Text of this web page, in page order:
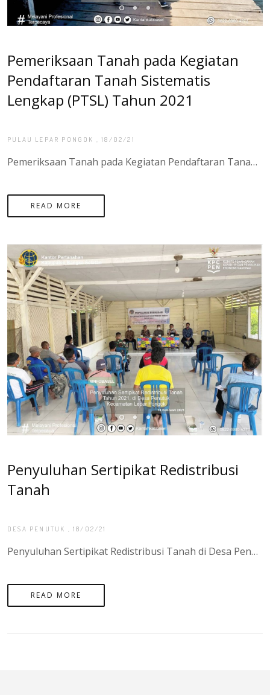
Pemeriksaan Tanah pada Kegiatan
Pendaftaran Tanah Sistematis
Lengkap (PTSL) Tahun 2021
PULAU LEPAR PONGOK , 18/02/21
Pemeriksaan Tanah pada Kegiatan Pendaftaran Tanah Sistematis Lengkap (PTSL) Tahun 2021 yang di laksankan di desa Penutuk dan Desa Tanjung Labu di pulau Lepar yang di hadiri oleh bapak Agung Basuki, S.ST.,M.H Selaku Kepala Kantor Pertanahan Kepulauan Bangka Belitung dan di Dampingi oleh Para RT dan Kepala dusun setempat.
READ MORE
Penyuluhan Sertipikat Redistribusi
Tanah
DESA PENUTUK , 18/02/21
Penyuluhan Sertipikat Redistribusi Tanah di Desa Penutuk Pulau Lepar Pongok yang di hadiri oleh Bapak Agung Basuki, S.ST.,M.H Selaku Kepala Kantor Pertanahan Kepulauan Bangka Belitung serta di dampingi Kepala Desa Penutuk serta APH setempat. - Target Sertipikat Tanah di Kabuapten Bangka Seatan pada Tahun 2021 sebanyak 3.000 Sertipikat. untuk Target Sertipikat Redistribusi Tanah di Desa Penutuk sebanyak 200 Sertipikat.
READ MORE